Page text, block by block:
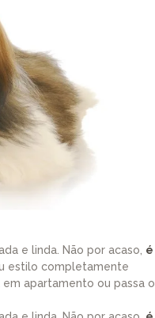
e linda. Não por acaso, é
estilo completamente
apartamento ou passa o